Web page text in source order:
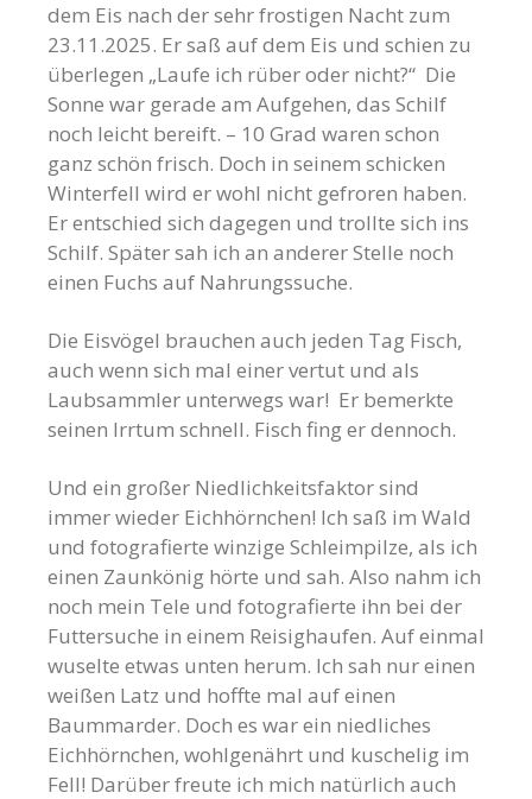
dem Eis nach der sehr frostigen Nacht zum
23.11.2025. Er saß auf dem Eis und schien zu
überlegen „Laufe ich rüber oder nicht?“ Die
Sonne war gerade am Aufgehen, das Schilf
noch leicht bereift. – 10 Grad waren schon
ganz schön frisch. Doch in seinem schicken
Winterfell wird er wohl nicht gefroren haben.
Er entschied sich dagegen und trollte sich ins
Schilf. Später sah ich an anderer Stelle noch
einen Fuchs auf Nahrungssuche.
Die Eisvögel brauchen auch jeden Tag Fisch,
auch wenn sich mal einer vertut und als
Laubsammler unterwegs war! Er bemerkte
seinen Irrtum schnell. Fisch fing er dennoch.
Und ein großer Niedlichkeitsfaktor sind
immer wieder Eichhörnchen! Ich saß im Wald
und fotografierte winzige Schleimpilze, als ich
einen Zaunkönig hörte und sah. Also nahm ich
noch mein Tele und fotografierte ihn bei der
Futtersuche in einem Reisighaufen. Auf einmal
wuselte etwas unten herum. Ich sah nur einen
weißen Latz und hoffte mal auf einen
Baummarder. Doch es war ein niedliches
Eichhörnchen, wohlgenährt und kuschelig im
Fell! Darüber freute ich mich natürlich auch